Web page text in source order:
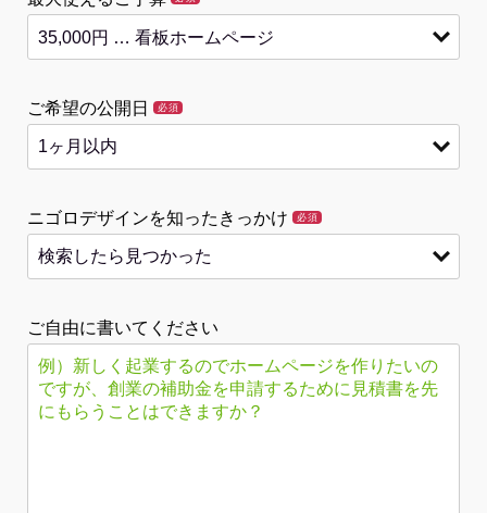
ご希望の公開日 必須
ニゴロデザインを知ったきっかけ 必須
ご自由に書いてください